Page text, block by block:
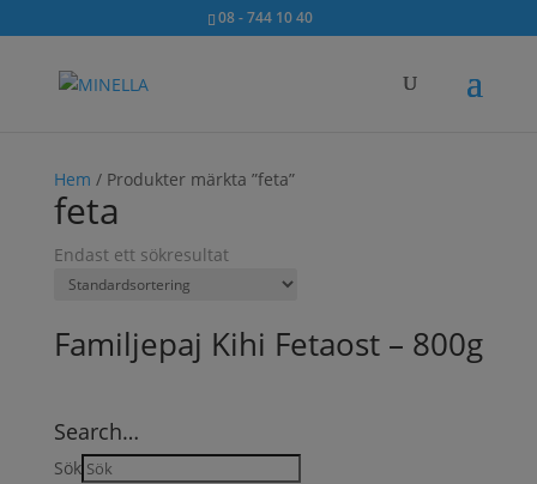
08 - 744 10 40
Hem / Produkter märkta ”feta”
feta
Endast ett sökresultat
Familjepaj Kihi Fetaost – 800g
Search…
Sök